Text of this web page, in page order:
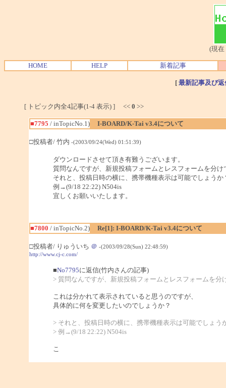
(現在
HOME HELP 新着記事
[ 最新記事及び
[ トピック内全4記事(1-4 表示) ] << 0 >>
■7795 / inTopicNo.1) I-BOARD/K-Tai v3.4について
□投稿者/ 竹内 -(2003/09/24(Wed) 01:51:39)
ダウンロードさせて頂き有難うございます。
質問なんですが、新規投稿フォームとレスフォームを分
それと、投稿日時の横に、携帯機種表示は可能でしょうか
例→(9/18 22:22) N504is
宜しくお願いいたします。
■7800 / inTopicNo.2) Re[1]: I-BOARD/K-Tai v3.4について
□投稿者/ りゅういち ＠ -(2003/09/28(Sun) 22:48:59)
http://www.cj-c.com/
■No7795に返信(竹内さんの記事)
> 質問なんですが、新規投稿フォームとレスフォームを
これは分かれて表示されていると思うのですが、
具体的に何を変更したいのでしょうか？
> それと、投稿日時の横に、携帯機種表示は可能でしょう
> 例→(9/18 22:22) N504is
こ